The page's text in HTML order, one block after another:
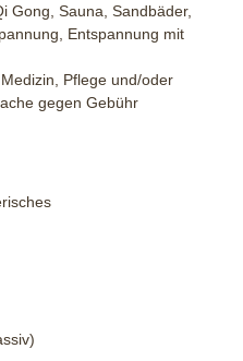
Gong, Sauna, Sandbäder,
Entspannung mit
Pflege und/oder
gegen Gebühr